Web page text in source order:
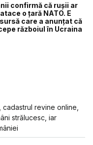
confirmă că rușii ar
o țară NATO. E
care a anunțat că
războiul în Ucraina
cadastrul revine online,
strălucesc, iar